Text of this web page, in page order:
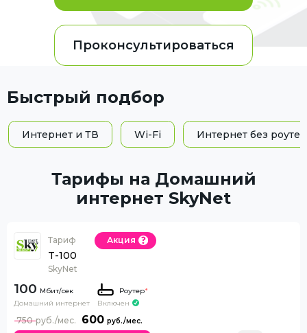
Проконсультироваться
Быстрый подбор
Интернет и ТВ Wi-Fi Интернет без
Тарифы на Домашний
интернет SkyNet
Тариф
T-100
SkyNet
Акция
100
Домашний интернет
Роутер*
Включен
600
750